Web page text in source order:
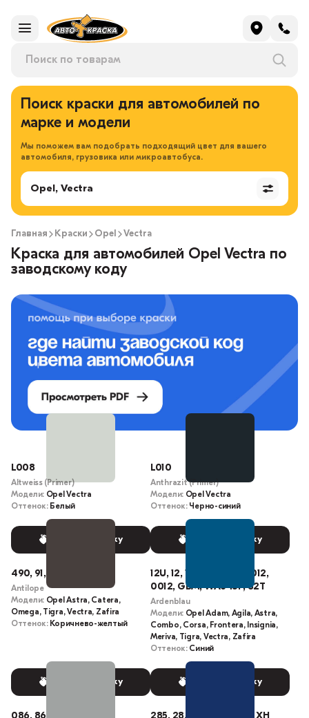
Поиск краски для автомобилей по
марке и модели
Мы поможем вам подобрать подходящий цвет для вашего
автомобиля, грузовика или микроавтобуса.
Opel, Vectra
Главная Краски Opel Vectra
Краска для автомобилей Opel Vectra по
заводскому коду
L008
Altweiss (Primer)
Модели: Opel Vectra
Оттенок: Белый
Выбрать краску
L010
Anthrazit (Primer)
Модели: Opel Vectra
Оттенок: Черно-синий
Выбрать краску
490, 91, 091, 91L
Antilope
Модели: Opel Astra, Catera,
Omega, Tigra, Vectra, Zafira
Оттенок: Коричнево-желтый
Выбрать краску
12U, 12, 12L, 645F, 291, 012,
0012, GBM, WA645F, 82T
Ardenblau
Модели: Opel Adam, Agila, Astra,
Combo, Corsa, Frontera, Insignia,
Meriva, Tigra, Vectra, Zafira
Оттенок: Синий
Выбрать краску